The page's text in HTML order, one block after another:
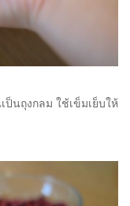
นถุงกลม ใช้เข็มเย็บให้